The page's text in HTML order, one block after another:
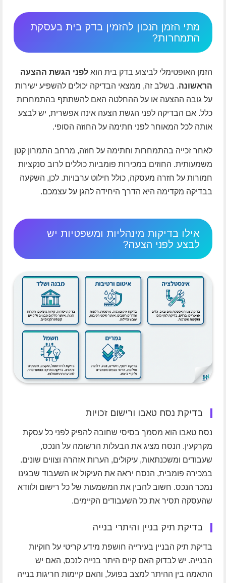
מתי הזמן הנכון להזמין בדק בית בעסקת
התמחרות?
הזמן האופטימלי לביצוע בדק בית הוא לפני הגשת ההצעה
הראשונה. בשלב זה, ממצאי הבדיקה יכולים להשפיע ישירות
על גובה ההצעה או על ההחלטה האם להשתתף בהתמחרות
כלל. אם הבדיקה לפני הגשת הצעה אינה אפשרית, יש לבצע
אותה לכל המאוחר לפני חתימה על החוזה הסופי.
לאחר זכייה בהתמחרות וחתימה על חוזה, מרחב התמרון קטן
משמעותית. החוזים במכירות פומביות כוללים לרוב סנקציות
חמורות על חזרה מעסקה, כולל חילוט ערבויות. לכן, השקעה
בבדיקה מקדימה היא הדרך היחידה להגן על עצמכם.
אילו בדיקות מינהליות ומשפטיות יש
לבצע לפני הצעה?
בדיקת נסח טאבו ורישום זכויות
נסח טאבו הוא מסמך בסיסי שחובה להפיק לפני כל עסקת
מקרקעין. הנסח מציג את הבעלות הרשומה על הנכס,
שעבודים ומשכנתאות, עיקולים, הערות אזהרה וצווים שונים.
במכירה פומבית, הנסח יראה את העיקול או השעבוד שבגינו
נמכר הנכס. חשוב להבין את המשמעות של כל רישום ולוודא
שהעסקה תסיר את כל השעבודים הקיימים.
בדיקת תיק בניין והיתרי בנייה
בדיקת תיק הבניין בעירייה חושפת מידע קריטי על חוקיות
הבנייה. יש לבדוק האם קיים היתר בנייה לנכס, האם יש
התאמה בין ההיתר למצב בפועל, והאם קיימות חריגות בנייה